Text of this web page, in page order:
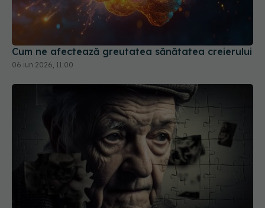
Cum ne afectează greutatea sănătatea creierului
06 iun 2026, 11:00
10 probleme de sănătate care ar anunța
Alzheimer cu până la 9 ani înainte
16 feb 2026, 20:34